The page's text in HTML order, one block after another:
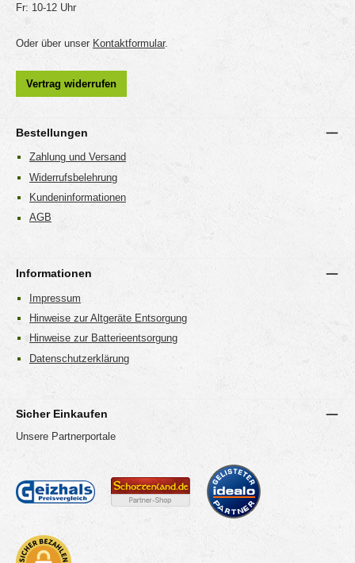
Fr: 10-12 Uhr
Oder über unser Kontaktformular.
Vertrag widerrufen
Bestellungen
Zahlung und Versand
Widerrufsbelehrung
Kundeninformationen
AGB
Informationen
Impressum
Hinweise zur Altgeräte Entsorgung
Hinweise zur Batterieentsorgung
Datenschutzerklärung
Sicher Einkaufen
Unsere Partnerportale